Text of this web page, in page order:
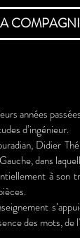
années
d’ingénieur.
Didier
dans
à son
des mots,